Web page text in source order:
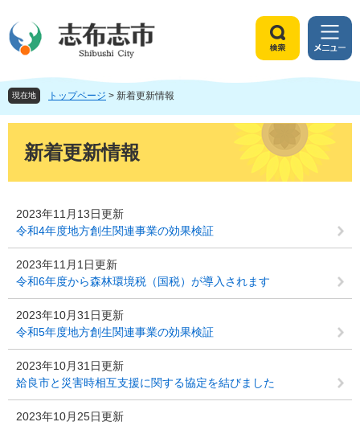
ジ
頭
す
ュ
飛
し
索
メ
ニ
ュ
現在地 トップページ > 新着更新情報
新着更新情報
2023年11月13日更新
令和4年度地方創生関連事業の効果検証
2023年11月1日更新
令和6年度から森林環境税（国税）が導入されます
2023年10月31日更新
令和5年度地方創生関連事業の効果検証
2023年10月31日更新
姶良市と災害時相互支援に関する協定を結びました
2023年10月25日更新